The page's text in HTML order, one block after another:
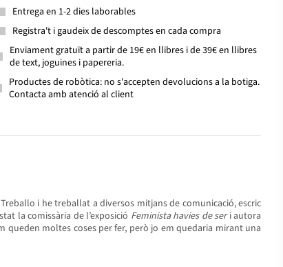
Entrega en 1-2 dies laborables
Registra't i gaudeix de descomptes en cada compra
Enviament gratuït a partir de 19€ en llibres i de 39€ en llibres
de text, joguines i papereria.
Productes de robòtica: no s'accepten devolucions a la botiga.
Contacta amb atenció al client
i he treballat a diversos mitjans de comunicació, escric
la comissària de l’exposició Feminista havies de seri autora
moltes coses per fer, però jo em quedaria mirant una